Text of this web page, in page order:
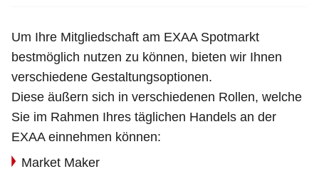
Um Ihre Mitgliedschaft am EXAA Spotmarkt
bestmöglich nutzen zu können, bieten wir Ihnen
verschiedene Gestaltungsoptionen.
Diese äußern sich in verschiedenen Rollen, welche
Sie im Rahmen Ihres täglichen Handels an der
EXAA einnehmen können:
Market Maker